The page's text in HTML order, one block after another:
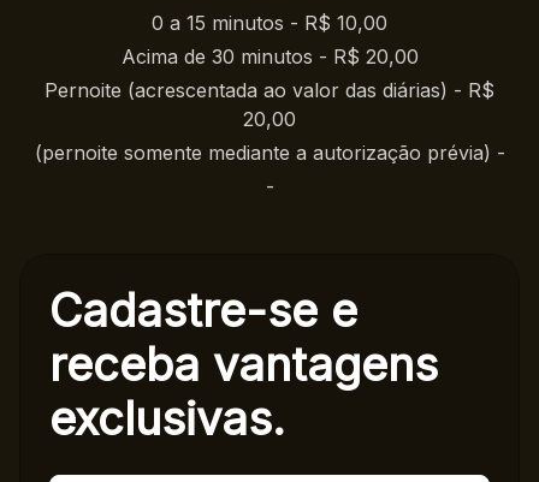
0 a 15 minutos - R$ 10,00
Acima de 30 minutos - R$ 20,00
Pernoite (acrescentada ao valor das diárias) - R$
20,00
(pernoite somente mediante a autorização prévia) -
-
Cadastre-se e
receba vantagens
exclusivas.